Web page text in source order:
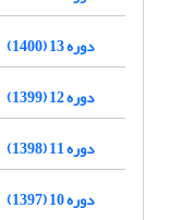
دوره 13 (1400)
دوره 12 (1399)
دوره 11 (1398)
دوره 10 (1397)